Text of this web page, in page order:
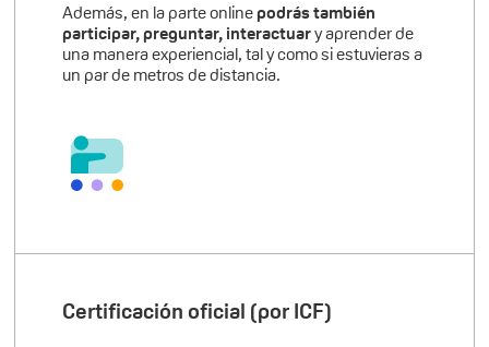
Además, en la parte onlinepodrás también
participar, preguntar, interactuary aprender de
una manera experiencial, tal y como si estuvieras a
un par de metros de distancia.
Certificación oficial (por ICF)